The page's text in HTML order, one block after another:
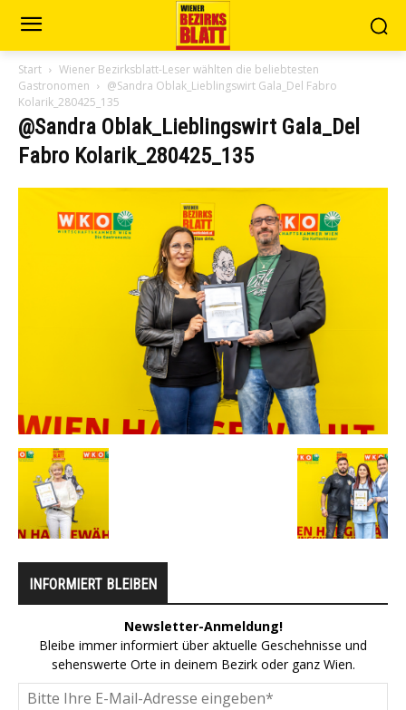
Start
Wiener Bezirksblatt-Leser wählten die beliebtesten
Gastronomen
@Sandra Oblak_Lieblingswirt Gala_Del Fabro
Kolarik_280425_135
@Sandra Oblak_Lieblingswirt Gala_Del
Fabro Kolarik_280425_135
INFORMIERT BLEIBEN
Newsletter-Anmeldung!
Bleibe immer informiert über aktuelle Geschehnisse und
sehenswerte Orte in deinem Bezirk oder ganz Wien.